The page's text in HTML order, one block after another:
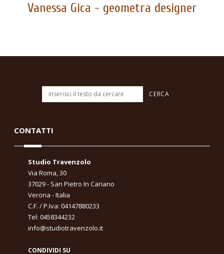
Vanessa Gica - geometra designer
CONTATTI
Studio Travenzolo
Via Roma, 30
37029 - San Pietro In Cariano
Verona - Italia
C.F. / P.Iva: 04147880233
Tel: 0458344232
info@studiotravenzolo.it
CONDIVIDI SU